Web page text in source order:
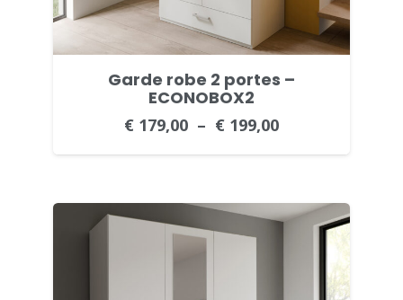
Garde robe 2 portes –
ECONOBOX2
€ 179,00 – € 199,00
de
€ 179,00
€ 199,00